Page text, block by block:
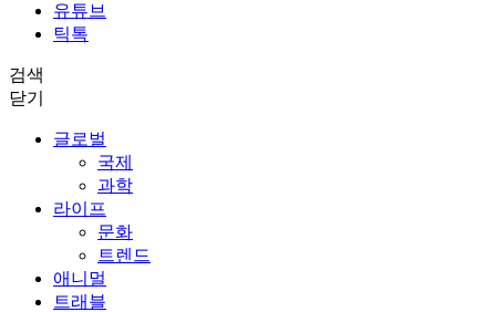
유튜브
틱톡
검색
닫기
글로벌
국제
과학
라이프
문화
트렌드
애니멀
트래블